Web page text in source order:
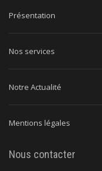
Présentation
Nos services
Notre Actualité
Mentions légales
Nous contacter